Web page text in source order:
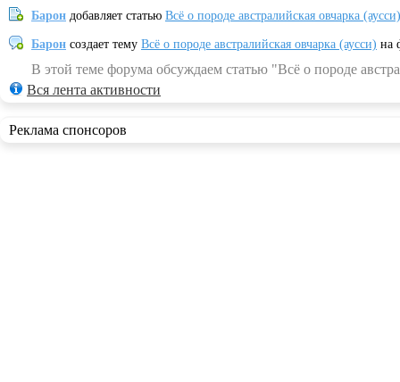
Барон добавляет статью Всё о породе австралийская овчарка (аусси)
Барон создает тему Всё о породе австралийская овчарка (аусси) на
В этой теме форума обсуждаем статью "Всё о породе
Вся лента активности
Реклама спонсоров